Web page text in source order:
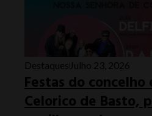
Destaques Julho 23, 2026
Festas do
Celorico de Basto,